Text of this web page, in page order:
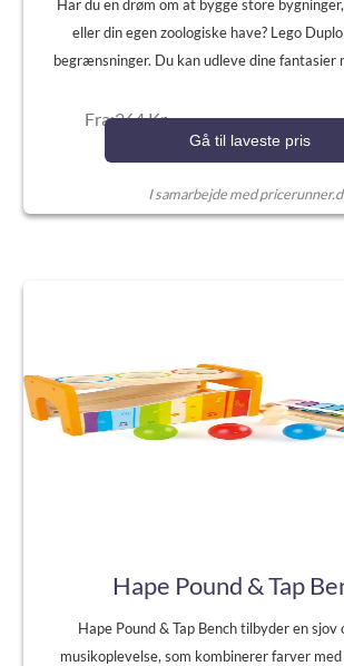
Har du en drøm om at bygge store
eller din egen zoologiske have? Lego
begrænsninger. Du kan udleve dine fantasier
Fra:264 Kr.
Gå til laveste pris
I samarbejde med
Hape Pound & Tap
Hape Pound & Tap Bench tilbyder en
musikoplevelse, som kombinerer farver